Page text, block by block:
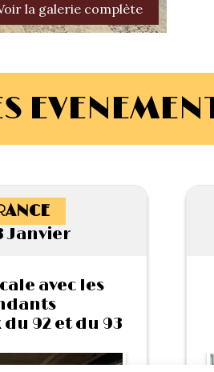
la galerie complète
Janvier
avec les
92 et du 93